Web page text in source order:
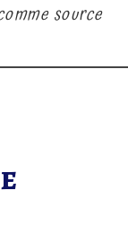
source